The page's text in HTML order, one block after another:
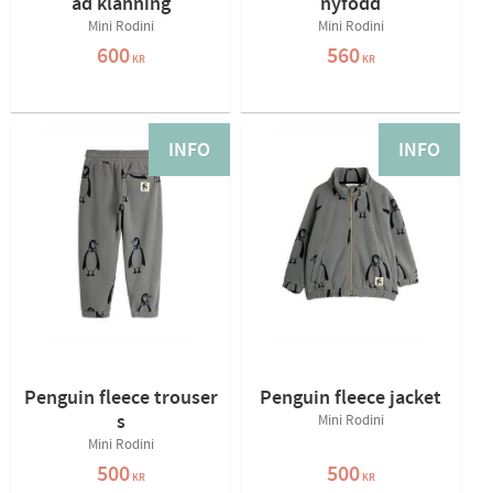
Mini Rodini
600KR
Mini Rodini
560KR
Penguin fleece trouser
s
Mini Rodini
500KR
INFO
Penguin fleece jacket
Mini Rodini
500KR
INFO